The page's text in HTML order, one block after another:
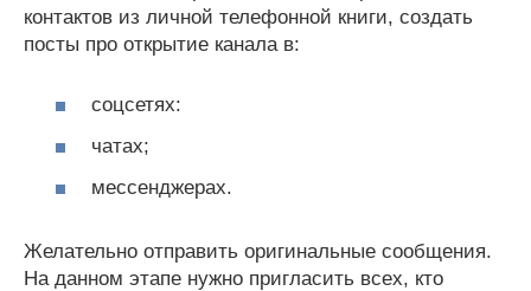
контактов из личной телефонной книги, создать
посты про открытие канала в:
соцсетях:
чатах;
мессенджерах.
Желательно отправить оригинальные сообщения.
На данном этапе нужно пригласить всех, кто